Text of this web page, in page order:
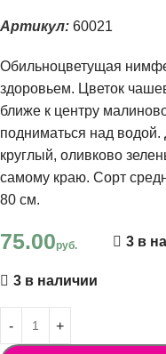
Артикул: 60021
Обильноцветущая
здоровьем. Цветок
ближе к центру
подниматься над
круглый, оливково
самому краю. Сорт
80 см.
75.00руб. 3 в
3 в наличии